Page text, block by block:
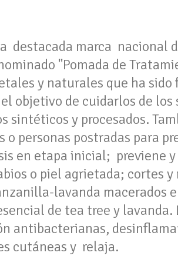
destacada marca nacional
"Pomada de
y naturales que ha sido
objetivo de cuidarlos de los
y procesados.
o personas postradas para
en etapa inicial; previene
o piel agrietada; cortes y
lavanda macerados
de tea tree y lavanda.
antibacterianas,
cutáneas y relaja.